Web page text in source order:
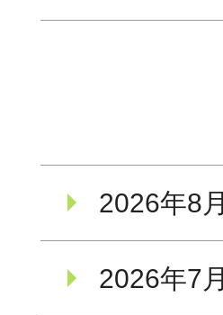
2026年8月
2026年7月